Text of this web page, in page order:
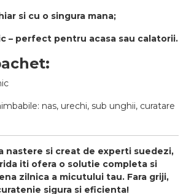
si cu o singura mana;
– perfect pentru acasa sau calatorii.
nas, urechi, sub unghii, curatare
nastere si creat de experti suedezi,
iti ofera o solutie completa si
zilnica a micutului tau. Fara griji,
sigura si eficienta!